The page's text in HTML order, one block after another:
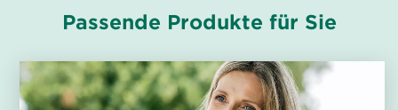
Passende Produkte für Sie